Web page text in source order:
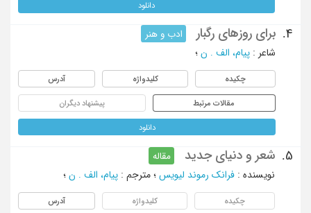
دانلود
4. برای روزهای رگبار
ادب و هنر
شاعر : پیام، الف . ن ؛
چکیده کلیدواژه آدرس
مقالات مرتبط پیشنهاد دیگران
دانلود
5. شعر و دنیای جدید
مقاله
نویسنده : فرانک رموند لیویس ؛ مترجم : پیام، الف . ن ؛
چکیده کلیدواژه آدرس